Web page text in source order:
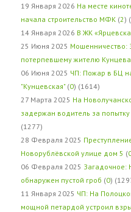
19 Января 2026 На месте
начала строительство МФК (2)
14 Января 2026 В ЖК
25 Июня 2025 Мошенничество:
потерпевшему жителю Кунцева
06 Июня 2025 ЧП: Пожар в БЦ
"Кунцевская" (0) (1614)
27 Марта 2025 На
задержан водитель за
(1277)
28 Февраля 2025
Новорублёвской улице дом 5 (
06 Февраля 2025 Загадочное:
обнаружен пустой гроб (0)
11 Января 2025 ЧП: На
мощной петардой устроил